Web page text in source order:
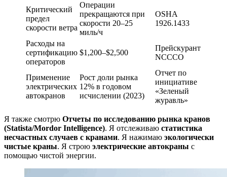
Критический
предел
скорости ветра
Операции
прекращаются при
скорости 20–25
миль/ч
OSHA
1926.1433
Расходы на
сертификацию
операторов
$1,200–$2,500
Прейскурант
NCCCO
Применение
электрических
автокранов
Рост доли рынка
12% в годовом
исчислении (2023)
Отчет по
инициативе
«Зеленый
журавль»
Я также смотрю Отчеты по исследованию рынка кранов
(Statista/Mordor Intelligence). Я отслеживаю статистика
несчастных случаев с кранами. Я нажимаю экологически
чистые краны. Я строю электрические автокраны с
помощью чистой энергии.